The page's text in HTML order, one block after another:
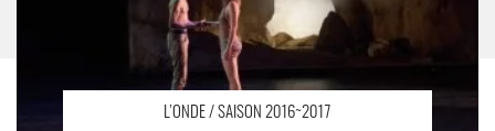
L’ONDE / SAISON 2016~2017